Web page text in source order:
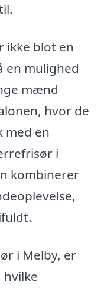
ikke blot en
en mulighed
mænd
hvor de
med en
i
kombinerer
i Melby, er
hvilke